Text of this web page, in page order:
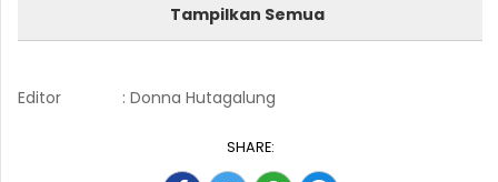
Tampilkan Semua
Editor : Donna Hutagalung
SHARE: